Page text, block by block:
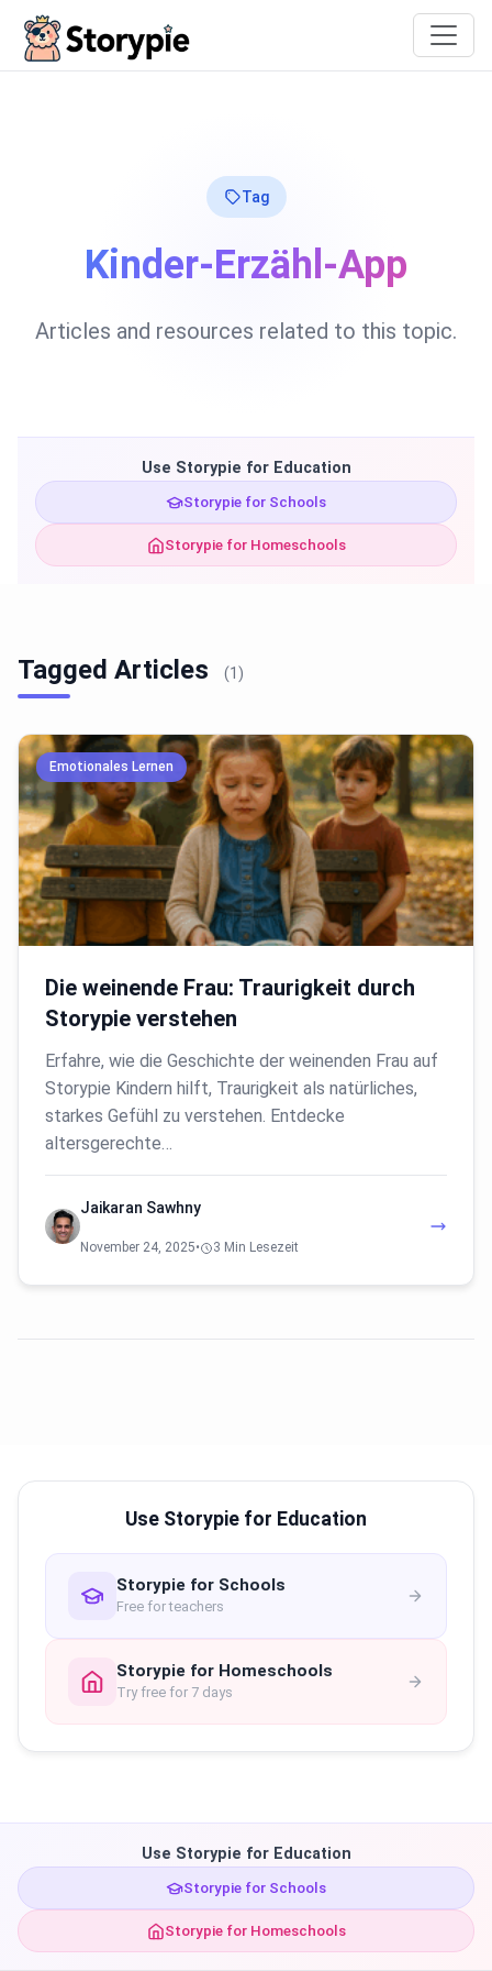
Tag
Kinder-Erzähl-App
Articles and resources related to this topic.
Use Storypie for Education
Storypie for Schools
Storypie for Homeschools
Tagged Articles (1)
Emotionales Lernen
Die weinende Frau: Traurigkeit durch
Storypie verstehen
Erfahre, wie die Geschichte der weinenden Frau auf
Storypie Kindern hilft, Traurigkeit als natürliches,
starkes Gefühl zu verstehen. Entdecke
altersgerechte…
Jaikaran Sawhny
November 24, 2025• 3 Min Lesezeit
Use Storypie for Education
Storypie for Schools
Free for teachers
Storypie for Homeschools
Try free for 7 days
Use Storypie for Education
Storypie for Schools
Storypie for Homeschools